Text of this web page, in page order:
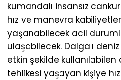
kumandalı insansız
hız ve manevra
yaşanabilecek acil
ulaşabilecek. Dalgalı
etkin şekilde
tehlikesi yaşayan kişiye